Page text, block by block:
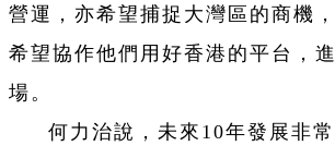
營運，亦希望捕捉大灣區的商機
希望協作他們用好香港的平台，
場。
何力治說，未來10年發展非